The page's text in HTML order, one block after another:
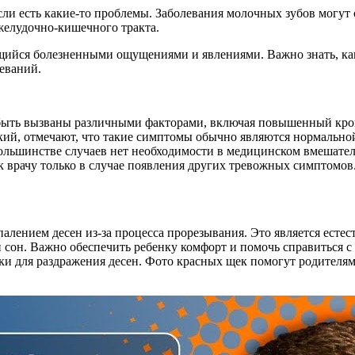
есть какие-то проблемы. Заболевания молочных зубов
кишечного тракта.
болезненными ощущениями и явлениями. Важно знать,
вызваны различными факторами, включая повышенный
отмечают, что такие симптомы обычно являются
случаев нет необходимости в медицинском
врачу только в случае появления других тревожных
десен из-за процесса прорезывания. Это является
Важно обеспечить ребенку комфорт и помочь справиться
раздражения десен. Фото красных щек помогут